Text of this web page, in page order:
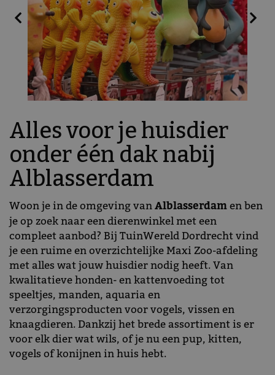
Alles voor je huisdier
onder één dak nabij
Alblasserdam
Woon je in de omgeving vanAlblasserdamen ben
je op zoek naar een dierenwinkel met een
compleet aanbod? Bij TuinWereld Dordrecht vind
je een ruime en overzichtelijke Maxi Zoo-afdeling
met alles wat jouw huisdier nodig heeft. Van
kwalitatieve honden- en kattenvoeding tot
speeltjes, manden, aquaria en
verzorgingsproducten voor vogels, vissen en
knaagdieren. Dankzij het brede assortiment is er
voor elk dier wat wils, of je nu een pup, kitten,
vogels of konijnen in huis hebt.